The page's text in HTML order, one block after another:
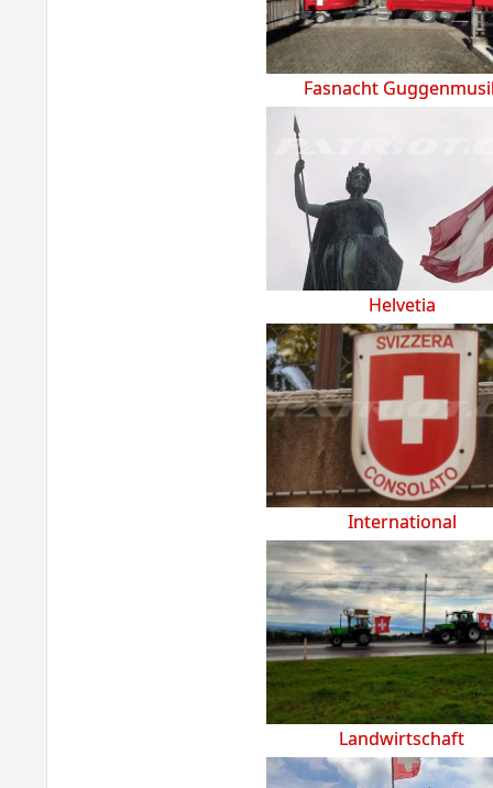
Fasnacht
Helvetia
International
Landwirtschaft